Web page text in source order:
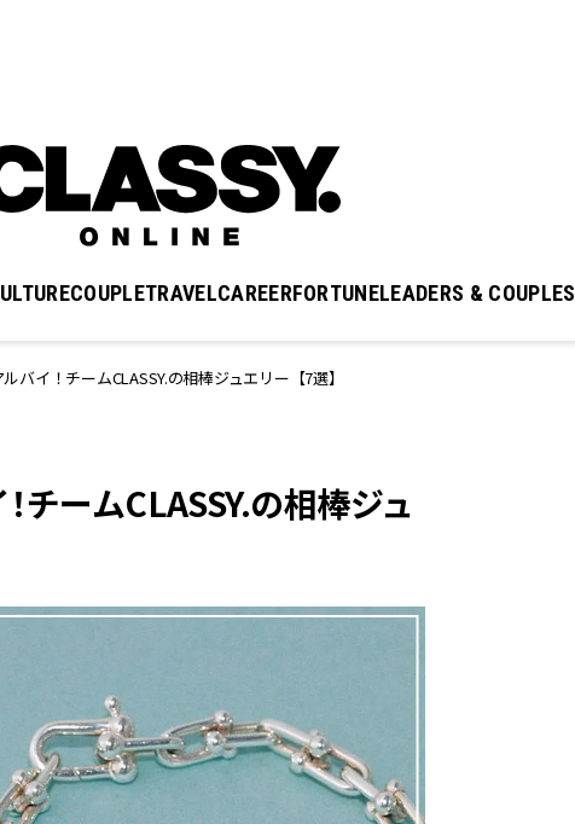
COUPLETRAVELCAREERFORTUNELEADERS & COUPLES
バイ！チームCLASSY.の相棒ジュエリー【7選】
チームCLASSY.の相棒ジュ